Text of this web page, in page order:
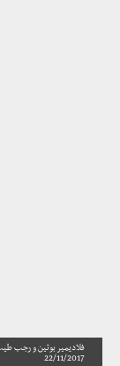
فلاديمير بوتين و رجب
22/11/2017